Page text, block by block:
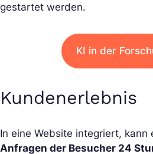
gestartet werden.
KI in der
Kundenerlebnis
In eine Website integriert, kann
Anfragen der Besucher 24